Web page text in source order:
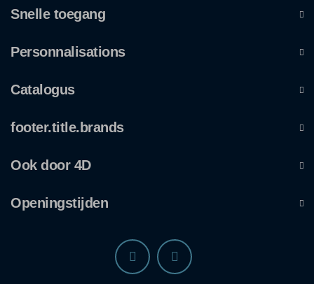
Snelle toegang
Personnalisations
Catalogus
footer.title.brands
Ook door 4D
Openingstijden